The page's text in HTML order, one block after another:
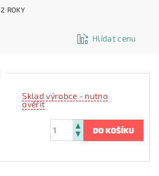
2 ROKY
Hlídat cenu
Sklad výrobce - nutno
ověřit